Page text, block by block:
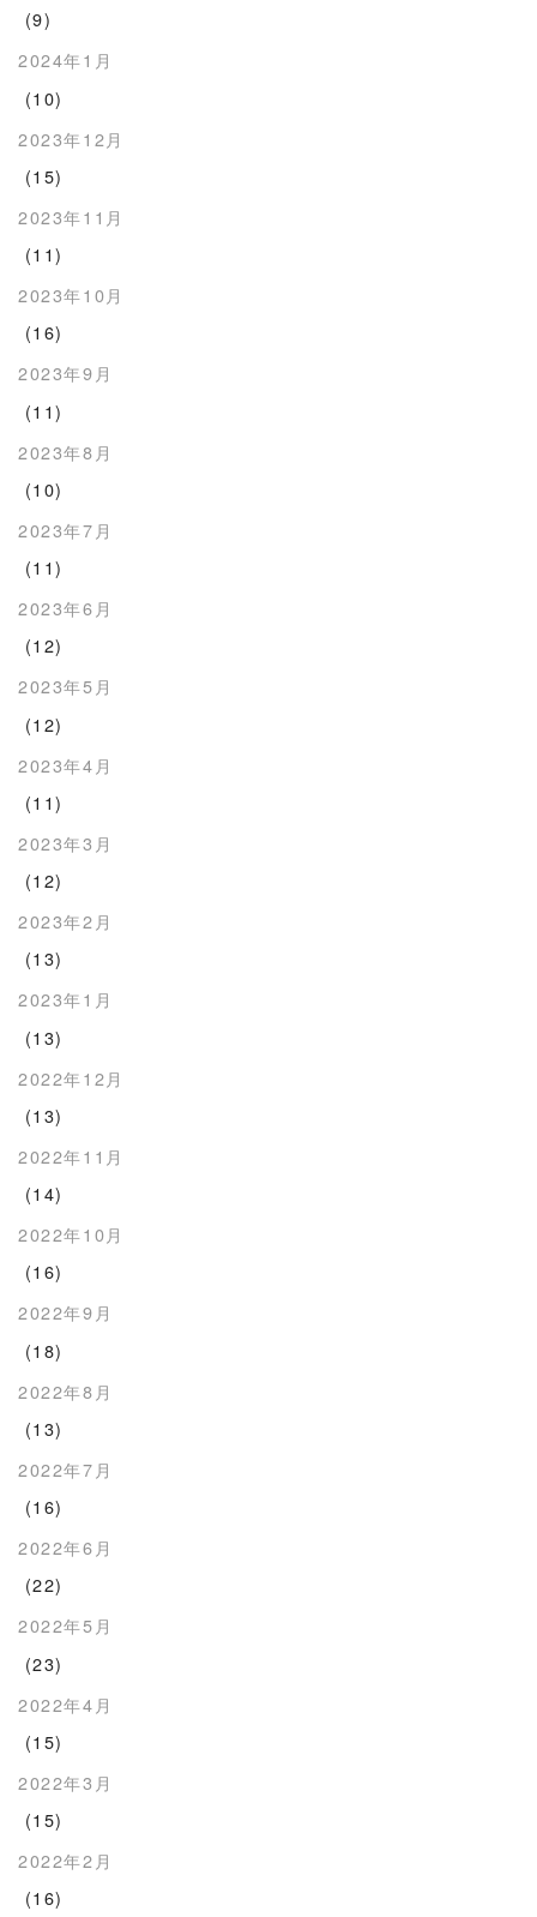
(9)
2024年1月
(10)
2023年12月
(15)
2023年11月
(11)
2023年10月
(16)
2023年9月
(11)
2023年8月
(10)
2023年7月
(11)
2023年6月
(12)
2023年5月
(12)
2023年4月
(11)
2023年3月
(12)
2023年2月
(13)
2023年1月
(13)
2022年12月
(13)
2022年11月
(14)
2022年10月
(16)
2022年9月
(18)
2022年8月
(13)
2022年7月
(16)
2022年6月
(22)
2022年5月
(23)
2022年4月
(15)
2022年3月
(15)
2022年2月
(16)